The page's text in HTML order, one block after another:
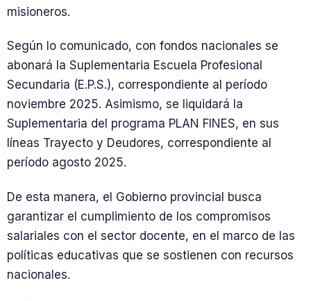
misioneros.
Según lo comunicado, con fondos nacionales se
abonará la Suplementaria Escuela Profesional
Secundaria (E.P.S.), correspondiente al período
noviembre 2025. Asimismo, se liquidará la
Suplementaria del programa PLAN FINES, en sus
líneas Trayecto y Deudores, correspondiente al
período agosto 2025.
De esta manera, el Gobierno provincial busca
garantizar el cumplimiento de los compromisos
salariales con el sector docente, en el marco de las
políticas educativas que se sostienen con recursos
nacionales.